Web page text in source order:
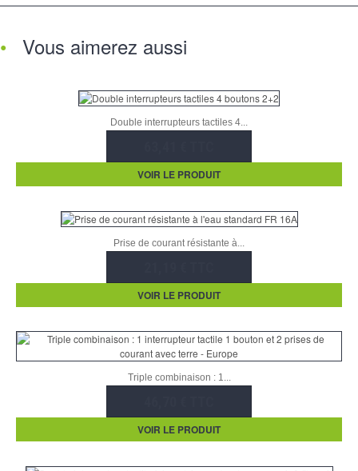
Vous aimerez aussi
Double interrupteurs tactiles 4...
VOIR LE PRODUIT
Prise de courant résistante à...
VOIR LE PRODUIT
Triple combinaison : 1...
VOIR LE PRODUIT